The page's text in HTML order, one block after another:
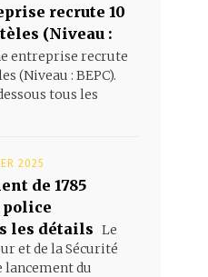
recrute 10
(Niveau :
entreprise recrute
(Niveau : BEPC).
tous les
2025
de 1785
police
les détails Le
et de la Sécurité
lancement du